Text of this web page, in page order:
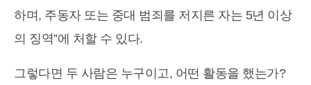
하며, 주동자 또는 중대 범죄를 저지른 자는 5년 이상
의 징역”에 처할 수 있다.
그렇다면 두 사람은 누구이고, 어떤 활동을 했는가?